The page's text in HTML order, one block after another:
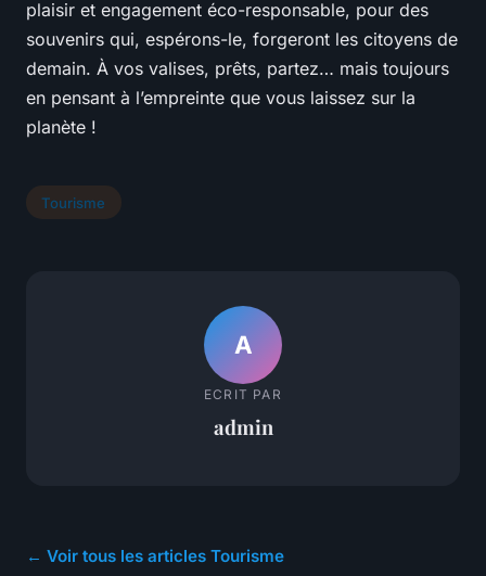
plaisir et engagement éco-responsable, pour des
souvenirs qui, espérons-le, forgeront les citoyens de
demain. À vos valises, prêts, partez… mais toujours
en pensant à l’empreinte que vous laissez sur la
planète !
Tourisme
A
ECRIT PAR
admin
← Voir tous les articles Tourisme